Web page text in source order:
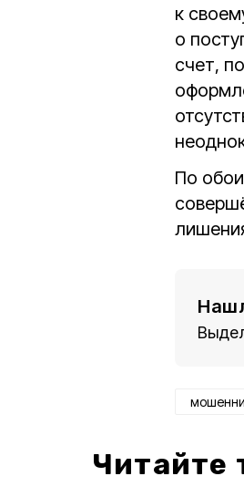
к
о
счет,
По
Читайте